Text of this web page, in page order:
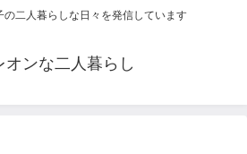
の二人暮らしな日々を発信しています
オンな二人暮らし